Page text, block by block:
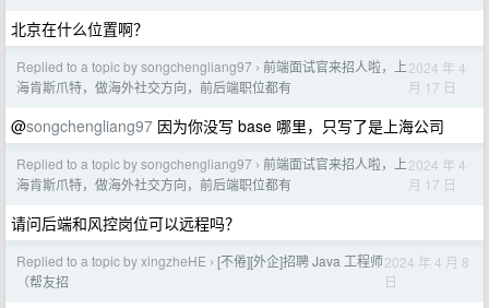
北京在什么位置啊？
Replied to a topic by songchengliang97 › 前端面试官来招人啦，上
海肯斯爪特，做海外社交方向，前后端职位都有
2024 年 4
月 17 日
@songchengliang97 因为你没写 base 哪里，只写了是上海公司
Replied to a topic by songchengliang97 › 前端面试官来招人啦，上
海肯斯爪特，做海外社交方向，前后端职位都有
2024 年 4
月 17 日
请问后端和风控岗位可以远程吗？
Replied to a topic by xingzheHE › [不倦][外企]招聘 Java 工程师
（帮友招
2024 年 4 月 8
日